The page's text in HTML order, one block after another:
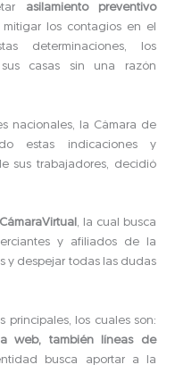
asilamiento preventivo
los contagios en el
determinaciones, los
casas sin una razón
nacionales, la Cámara de
estas indicaciones y
sus trabajadores, decidió
, la cual busca
y afiliados de la
y despejar todas las dudas
principales, los cuales son:
web, también líneas de
busca aportar a la